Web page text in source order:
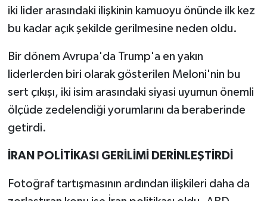
iki lider arasındaki ilişkinin kamuoyu önünde ilk kez
bu kadar açık şekilde gerilmesine neden oldu.
Bir dönem Avrupa'da Trump'a en yakın
liderlerden biri olarak gösterilen Meloni'nin bu
sert çıkışı, iki isim arasındaki siyasi uyumun önemli
ölçüde zedelendiği yorumlarını da beraberinde
getirdi.
İRAN POLİTİKASI GERİLİMİ DERİNLEŞTİRDİ
Fotoğraf tartışmasının ardından ilişkileri daha da